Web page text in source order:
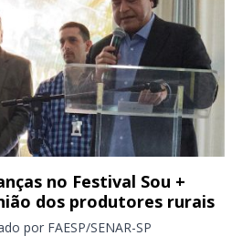
no Festival Sou +
dos produtores rurais
por FAESP/SENAR-SP